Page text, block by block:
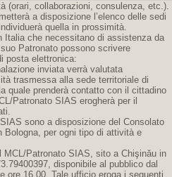
(orari, collaborazioni, consulenza, etc.).
a disposizione l’elenco delle sedi
quella in prossimità.
Italia che necessitano di assistenza da
Patronato possono scrivere
posta elettronica:
inviata verrà valutata
trasmessa alla sede territoriale di
quale prenderà contatto con il cittadino
Patronato SIAS erogherà per il
sono a disposizione del Consolato
Bologna, per ogni tipo di attività e
MCL/Patronato SIAS, sito a Chişinău in
disponibile al pubblico dal
ore 16.00. Tale ufficio eroga i seguenti